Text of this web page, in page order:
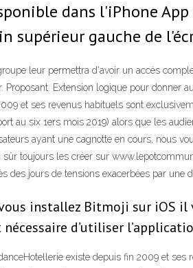
dans l'iPhone
supérieur gauche de
leur permettra d'avoir un accès
Proposant. Extension logique pour donner
et ses revenus habituels sont
au six 1ers mois 2019) alors que les
ayant une cagnotte en cours, nous
sûr toujours les créer sur
des jours de tensions exacerbées par une
installez Bitmoji sur iOS il
nécessaire d’utiliser
existe depuis fin 2009 et